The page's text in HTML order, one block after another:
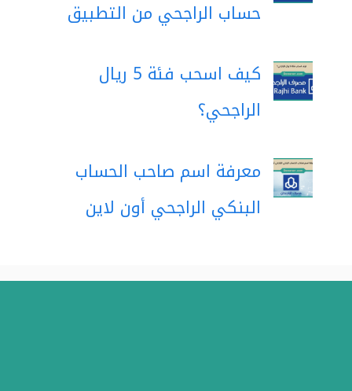
حساب الراجحي من التطبيق
كيف اسحب فئة 5 ريال
الراجحي؟
معرفة اسم صاحب الحساب
البنكي الراجحي أون لاين